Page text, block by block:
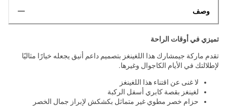
وصف
تميزي في أوقات الراحة
تقدم ماركة جيمشارك هذا اللغينغز بتصميم داعم أنيق يجعله خيارًا مثاليًا
لإطلالتك في الأيام الكاجوال وغيرها.
لا غنى عن اقتناء هذا اللغينغز
لغينغز بقصة كابري أسفل الركبة
حزام خصر مطوي غير متماثل بكشكش لإبراز جمال الخصر